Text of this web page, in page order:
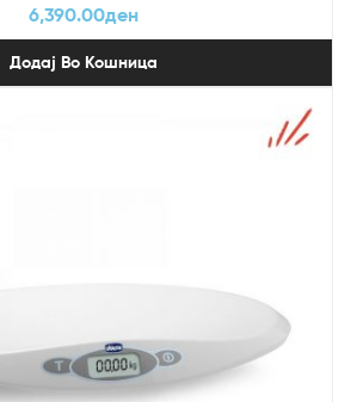
6,390.00ден
Додај Во Кошница